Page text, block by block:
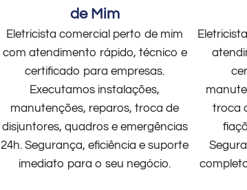
de Mim
Eletricista comercial perto de mim
com atendimento rápido, técnico e
certificado para empresas.
Executamos instalações,
manutenções, reparos, troca de
disjuntores, quadros e emergências
24h. Segurança, eficiência e suporte
imediato para o seu negócio.
troca